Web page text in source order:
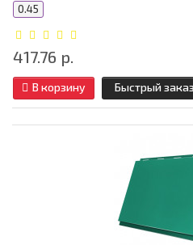
0.45
417.76 р.
В корзину Быстрый заказ